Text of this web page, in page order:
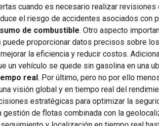
cuando es necesario realizar
el riesgo de accidentes asociados con
de combustible. Otro aspecto
proporcionar datos precisos sobre
la eficiencia y reducir costos.
un vehículo se quede sin gasolina en una
real. Por último, pero no por ello
visión global y en tiempo real del
estratégicas para optimizar la
gestión de flotas combinada con la